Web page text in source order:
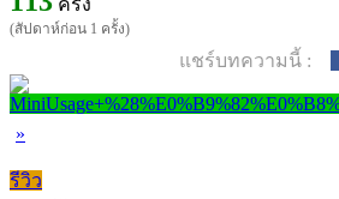
ครั้ง
(สัปดาห์ก่อน 1 ครั้ง)
แชร์บทความนี้ :
»
รีวิว